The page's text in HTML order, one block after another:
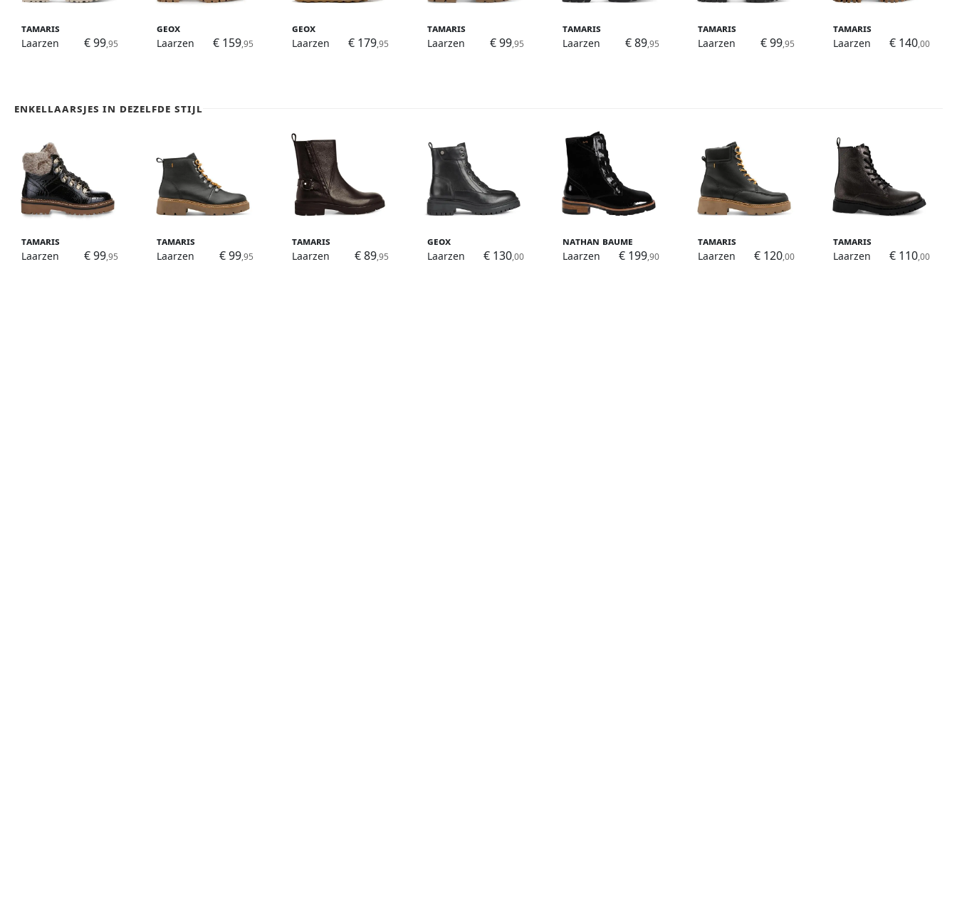
Tamaris
Laarzen
€ 99,95
Geox
Laarzen
€ 159,95
Geox
Laarzen
€ 179,95
Tamaris
Laarzen
€ 99,95
Tamaris
Laarzen
€ 89,95
Tamaris
Laarzen
€ 99,95
Tamaris
Laarzen
€ 140,00
Enkellaarsjes in dezelfde stijl
Tamaris
Laarzen
€ 99,95
Tamaris
Laarzen
€ 99,95
Tamaris
Laarzen
€ 89,95
Geox
Laarzen
€ 130,00
Nathan Baume
Laarzen
€ 199,90
Tamaris
Laarzen
€ 120,00
Tamaris
Laarzen
€ 110,00